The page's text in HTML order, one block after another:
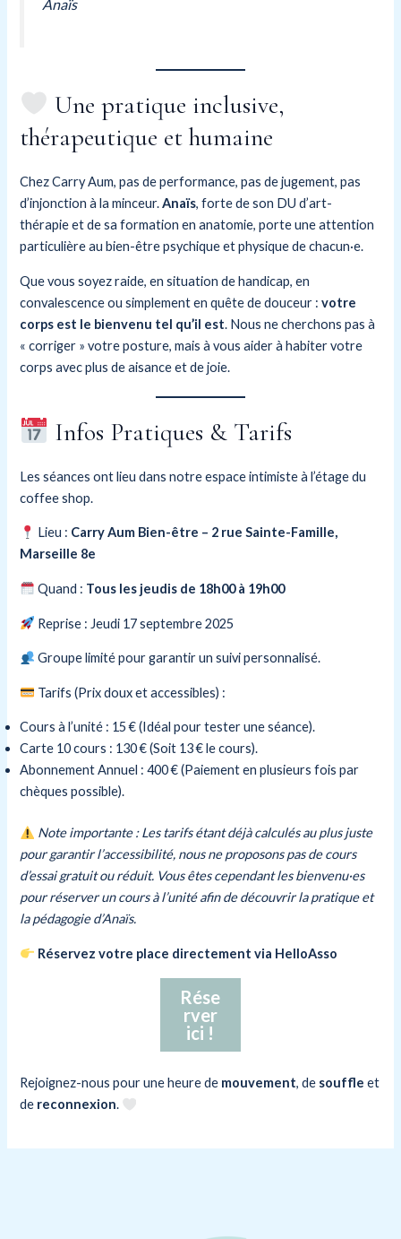
Anaïs
Une pratique inclusive,
thérapeutique et humaine
Chez Carry Aum, pas de performance, pas de jugement, pas
d’injonction à la minceur.Anaïs, forte de son DU d’art-
thérapie et de sa formation en anatomie, porte une attention
particulière au bien-être psychique et physique de chacun·e.
Que vous soyez raide, en situation de handicap, en
convalescence ou simplement en quête de douceur :votre
corps est le bienvenu tel qu’il est. Nous ne cherchons pas à
« corriger » votre posture, mais à vous aider à habiter votre
corps avec plus de aisance et de joie.
Infos Pratiques & Tarifs
Les séances ont lieu dans notre espace intimiste à l’étage du
coffee shop.
Lieu : Carry Aum Bien-être – 2 rue Sainte-Famille,
Marseille 8e
Quand : Tous les jeudis de 18h00 à 19h00
Reprise : Jeudi 17 septembre 2025
Groupe limité pour garantir un suivi personnalisé.
Tarifs (Prix doux et accessibles) :
Cours à l’unité : 15 € (Idéal pour tester une séance).
Carte 10 cours : 130 € (Soit 13 € le cours).
Abonnement Annuel : 400 € (Paiement en plusieurs fois par
chèques possible).
Note importante : Les tarifs étant déjà calculés au plus juste
pour garantir l’accessibilité, nous ne proposons pas de cours
d’essai gratuit ou réduit. Vous êtes cependant les bienvenu·es
pour réserver un cours à l’unité afin de découvrir la pratique et
la pédagogie d’Anaïs.
Réservez votre place directement via HelloAsso
Rése
rver
ici !
Rejoignez-nous pour une heure de mouvement, de souffleet
de reconnexion.